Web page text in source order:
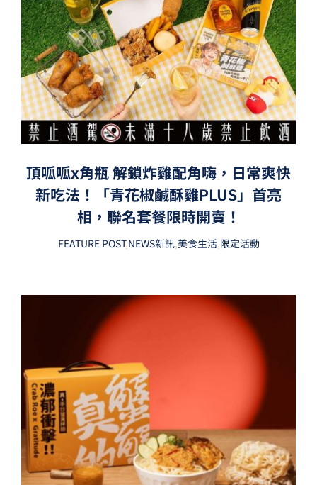
頂呱呱x角瓶 解鎖炸雞配角嗨，日常爽快
新吃法！「青花椒鹹酥雞PLUS」首亮
相，聯名套餐限時開賣！
FEATURE POST,NEWS新訊,美食生活,限定活動